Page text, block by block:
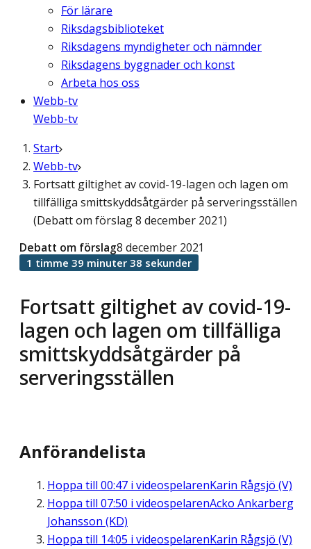
För lärare
Riksdagsbiblioteket
Riksdagens myndigheter och nämnder
Riksdagens byggnader och konst
Arbeta hos oss
Webb-tv
Webb-tv
Start
Webb-tv
Fortsatt giltighet av covid-19-lagen och lagen om
tillfälliga smittskyddsåtgärder på serveringsställen
(Debatt om förslag 8 december 2021)
Fortsatt giltighet av covid-19-
lagen och lagen om tillfälliga
smittskyddsåtgärder på
serveringsställen
Debatt om förslag8 december 2021
1 timme 39 minuter 38 sekunder
Anförandelista
Hoppa till 00:47 i videospelarenKarin Rågsjö (V)
Hoppa till 07:50 i videospelarenAcko Ankarberg
Johansson (KD)
Hoppa till 14:05 i videospelarenKarin Rågsjö (V)